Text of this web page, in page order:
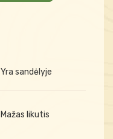
Yra sandėlyje
Mažas likutis